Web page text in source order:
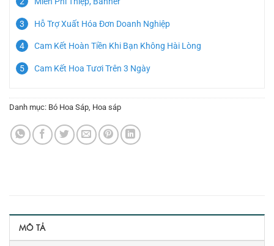
Hỗ Trợ Xuất Hóa Đơn Doanh Nghiệp
Cam Kết Hoàn Tiền Khi Bạn Không Hài Lòng
Cam Kết Hoa Tươi Trên 3 Ngày
Danh mục: Bó Hoa Sáp, Hoa sáp
MÔ TẢ